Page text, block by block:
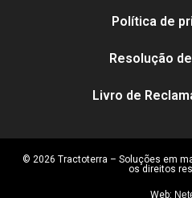
Política de
Resolução
Livro de
© 2026 Tractoterra – Soluções em
os direitos
Web: